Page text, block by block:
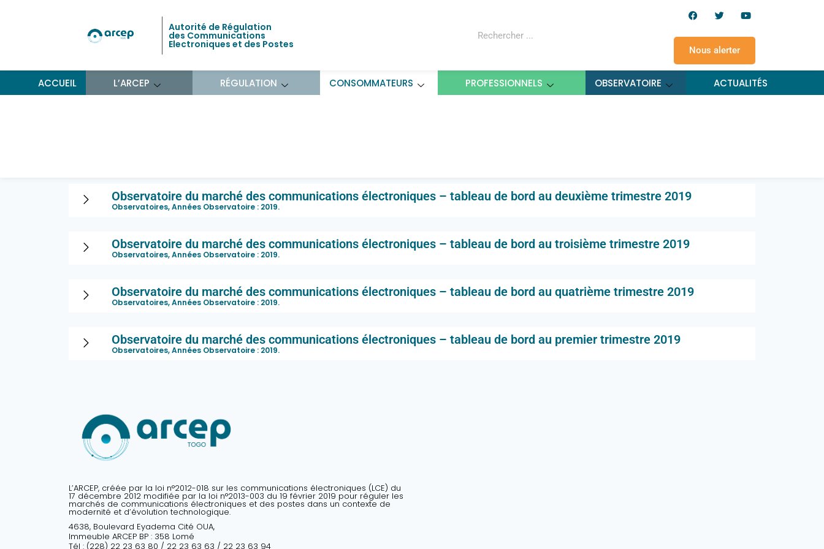
Autorité de Régulation
des Communications
Electroniques et des Postes
Nous alerter
ACCUEIL L’ARCEP RÉGULATION CONSOMMATEURS PROFESSIONNELS OBSERVATOIRE ACTUALITÉS
Observatoire du marché des communications électroniques – tableau de bord au deuxième trimestre 2019
Observatoires, Années Observatoire : 2019.
Observatoire du marché des communications électroniques – tableau de bord au troisième trimestre 2019
Observatoires, Années Observatoire : 2019.
Observatoire du marché des communications électroniques – tableau de bord au quatrième trimestre 2019
Observatoires, Années Observatoire : 2019.
Observatoire du marché des communications électroniques – tableau de bord au premier trimestre 2019
Observatoires, Années Observatoire : 2019.
L’ARCEP, créée par la loi n°2012-018 sur les communications électroniques (LCE) du
17 décembre 2012 modifiée par la loi n°2013-003 du 19 février 2019 pour réguler les
marchés de communications électroniques et des postes dans un contexte de
modernité et d’évolution technologique.
4638, Boulevard Eyadema Cité OUA,
Immeuble ARCEP BP : 358 Lomé
Tél : (228) 22 23 63 80 / 22 23 63 63 / 22 23 63 94